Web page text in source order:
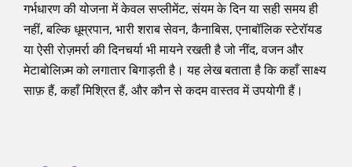
गर्भधारण की योजना में केवल सप्लीमेंट, संयम के दिन या सही समय ही
नहीं, बल्कि धूम्रपान, भारी शराब सेवन, कैनाबिस, एनाबॉलिक स्टेरॉयड
या ऐसी रोज़मर्रा की दिनचर्या भी मायने रखती है जो नींद, वजन और
मेटाबोलिज़्म को लगातार बिगाड़ती है। यह लेख बताता है कि कहाँ साक्ष्य
साफ़ हैं, कहाँ मिश्रित हैं, और कौन से कदम वास्तव में उपयोगी हैं।